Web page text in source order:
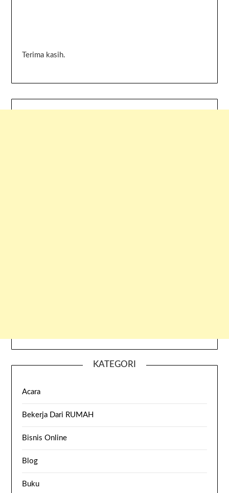
Terima kasih.
KATEGORI
Acara
Bekerja Dari RUMAH
Bisnis Online
Blog
Buku